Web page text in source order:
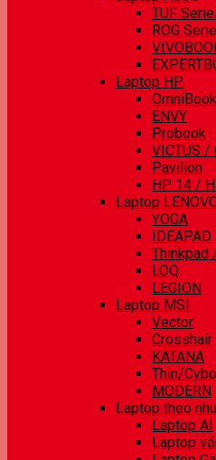
TUF
ROG
Laptop HP
OmniBook
ENVY
Probook
VICTUS /
Pavilion
HP 14 /
Laptop
YOGA
IDEAPAD
Thinkpad
LOQ
LEGION
Laptop MSI
Vector
Crosshair
KATANA
Thin/
MODERN
Laptop theo
Laptop AI
Laptop